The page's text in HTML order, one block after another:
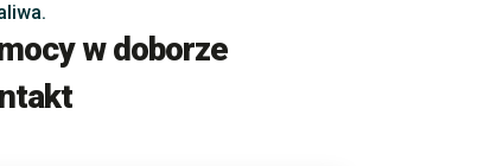
w doborze